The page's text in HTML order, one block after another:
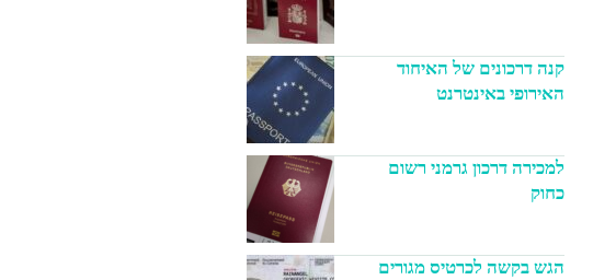
קנה דרכונים של האיחוד
האירופי באינטרנט
למכירה דרכון גרמני רשום
כחוק
הגש בקשה לכרטיס מגורים